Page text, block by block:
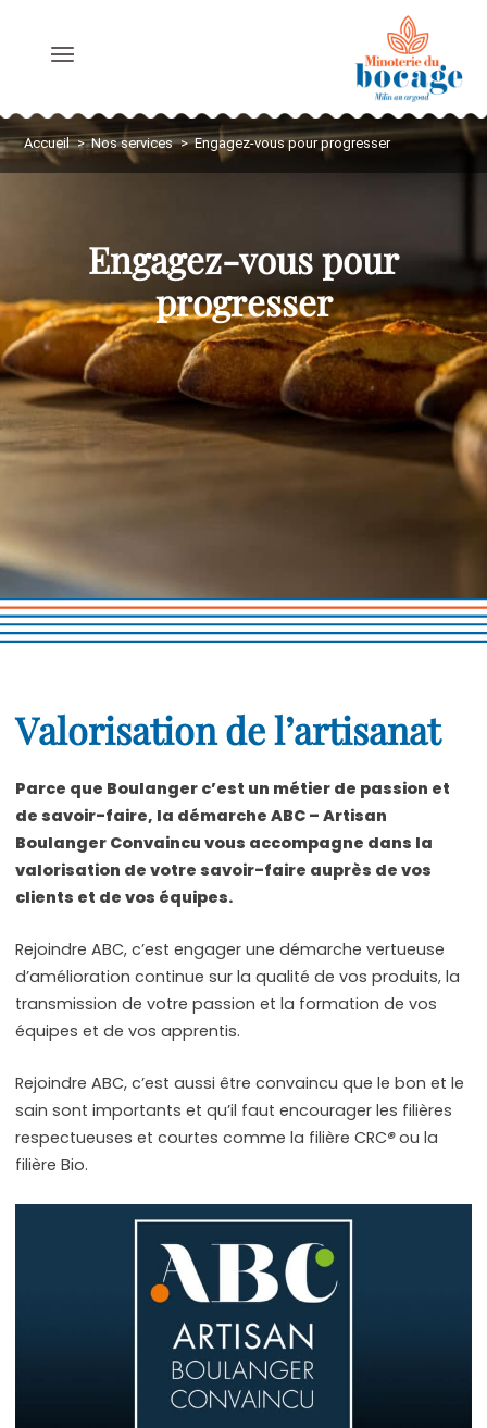
NOS FARINES
NOS ENGAGEMENTS
QUI SOMMES-NOUS ?
LE JOURNAL
Accueil Nos services Engagez-vous pour progresser
Engagez-vous pour
progresser
Valorisation de l’artisanat
Parce que Boulanger c’est un métier de passion et
de savoir-faire, la démarche ABC – Artisan
Boulanger Convaincu vous accompagne dans la
valorisation de votre savoir-faire auprès de vos
clients et de vos équipes.
Rejoindre ABC, c’est engager une démarche vertueuse
d’amélioration continue sur la qualité de vos produits, la
transmission de votre passion et la formation de vos
équipes et de vos apprentis.
Rejoindre ABC, c’est aussi être convaincu que le bon et le
sain sont importants et qu’il faut encourager les filières
respectueuses et courtes comme la filière CRC®ou la
filière Bio.